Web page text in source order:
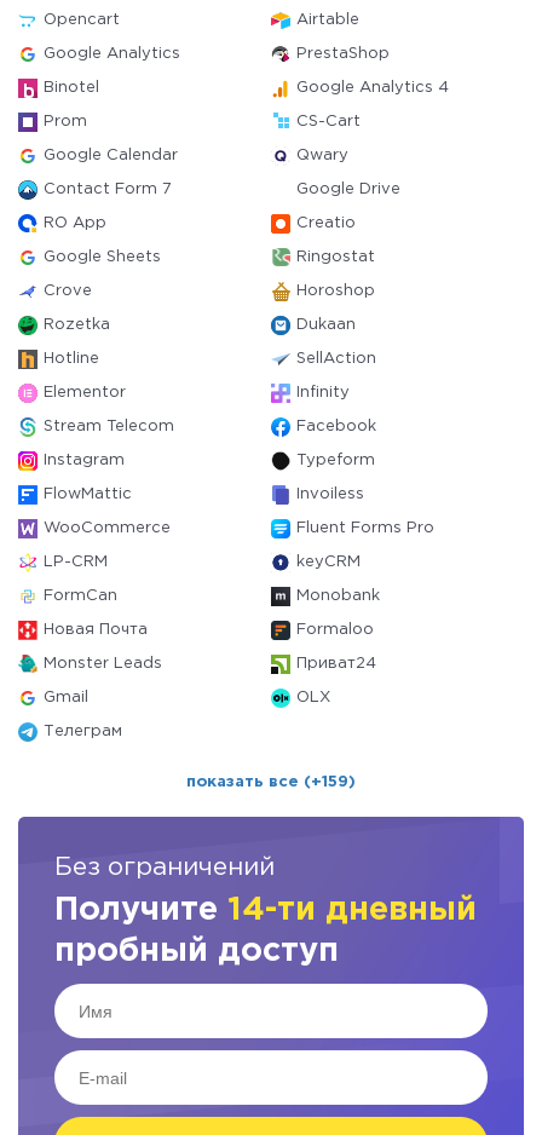
Opencart Airtable
Google Analytics PrestaShop
Binotel Google Analytics 4
Prom CS-Cart
Google Calendar Qwary
Contact Form 7 Google Drive
RO App Creatio
Google Sheets Ringostat
Crove Horoshop
Rozetka Dukaan
Hotline SellAction
Elementor Infinity
Stream Telecom Facebook
Instagram Typeform
FlowMattic Invoiless
WooCommerce Fluent Forms Pro
LP-CRM keyCRM
FormCan Monobank
Новая Почта Formaloo
Monster Leads Приват24
Gmail OLX
Телеграм
показать все (+159)
Без ограничений
Получите 14-ти дневный
пробный доступ